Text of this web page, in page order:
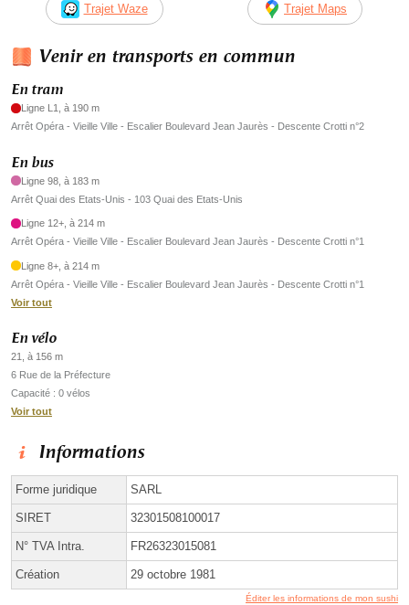
Trajet Waze Trajet Maps
Venir en transports en commun
En tram
Ligne L1, à 190 m
Arrêt Opéra - Vieille Ville - Escalier Boulevard Jean Jaurès - Descente Crotti n°2
En bus
Ligne 98, à 183 m
Arrêt Quai des Etats-Unis - 103 Quai des Etats-Unis
Ligne 12+, à 214 m
Arrêt Opéra - Vieille Ville - Escalier Boulevard Jean Jaurès - Descente Crotti n°1
Ligne 8+, à 214 m
Arrêt Opéra - Vieille Ville - Escalier Boulevard Jean Jaurès - Descente Crotti n°1
Voir tout
En vélo
21, à 156 m
6 Rue de la Préfecture
Capacité : 0 vélos
Voir tout
Informations
Forme juridique SARL
SIRET 32301508100017
N° TVA Intra. FR26323015081
Création 29 octobre 1981
Éditer les informations de mon sushi